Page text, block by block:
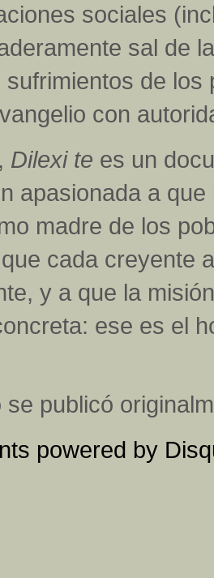
sociales
sal de
de
con
Dilexi te es un
apasionada a
madre de los
cada creyente
y a que la
ese es el
se publicó
powered by